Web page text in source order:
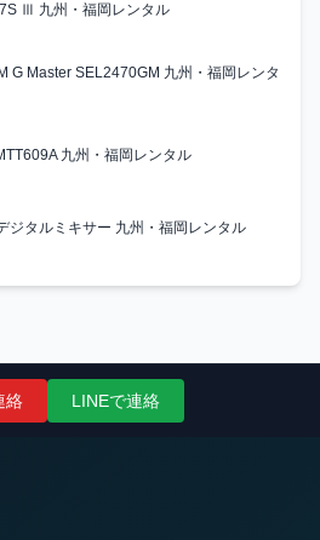
Ⅲ 九州・福岡レンタル
G Master SEL2470GM 九州・福岡レンタ
九州・福岡レンタル
ジタルミキサー 九州・福岡レンタル
絡 LINEで連絡